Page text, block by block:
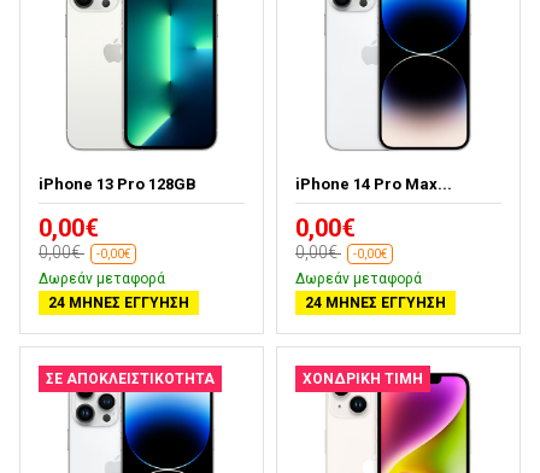
iPhone 13 Pro 128GB
0,00€
0,00€ -0,00€
Δωρεάν μεταφορά
24 ΜΉΝΕΣ ΕΓΓΎΗΣΗ
iPhone 14 Pro Max...
0,00€
0,00€ -0,00€
Δωρεάν μεταφορά
24 ΜΉΝΕΣ ΕΓΓΎΗΣΗ
ΣΕ ΑΠΟΚΛΕΙΣΤΙΚΌΤΗΤΑ ΧΟΝΔΡΙΚΉ ΤΙΜΉ